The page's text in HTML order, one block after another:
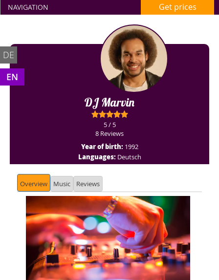
NAVIGATION Get prices
DE
EN
DJ Marvin
5 / 5
8 Reviews
Year of birth:1992
Languages: Deutsch
Overview Music Reviews